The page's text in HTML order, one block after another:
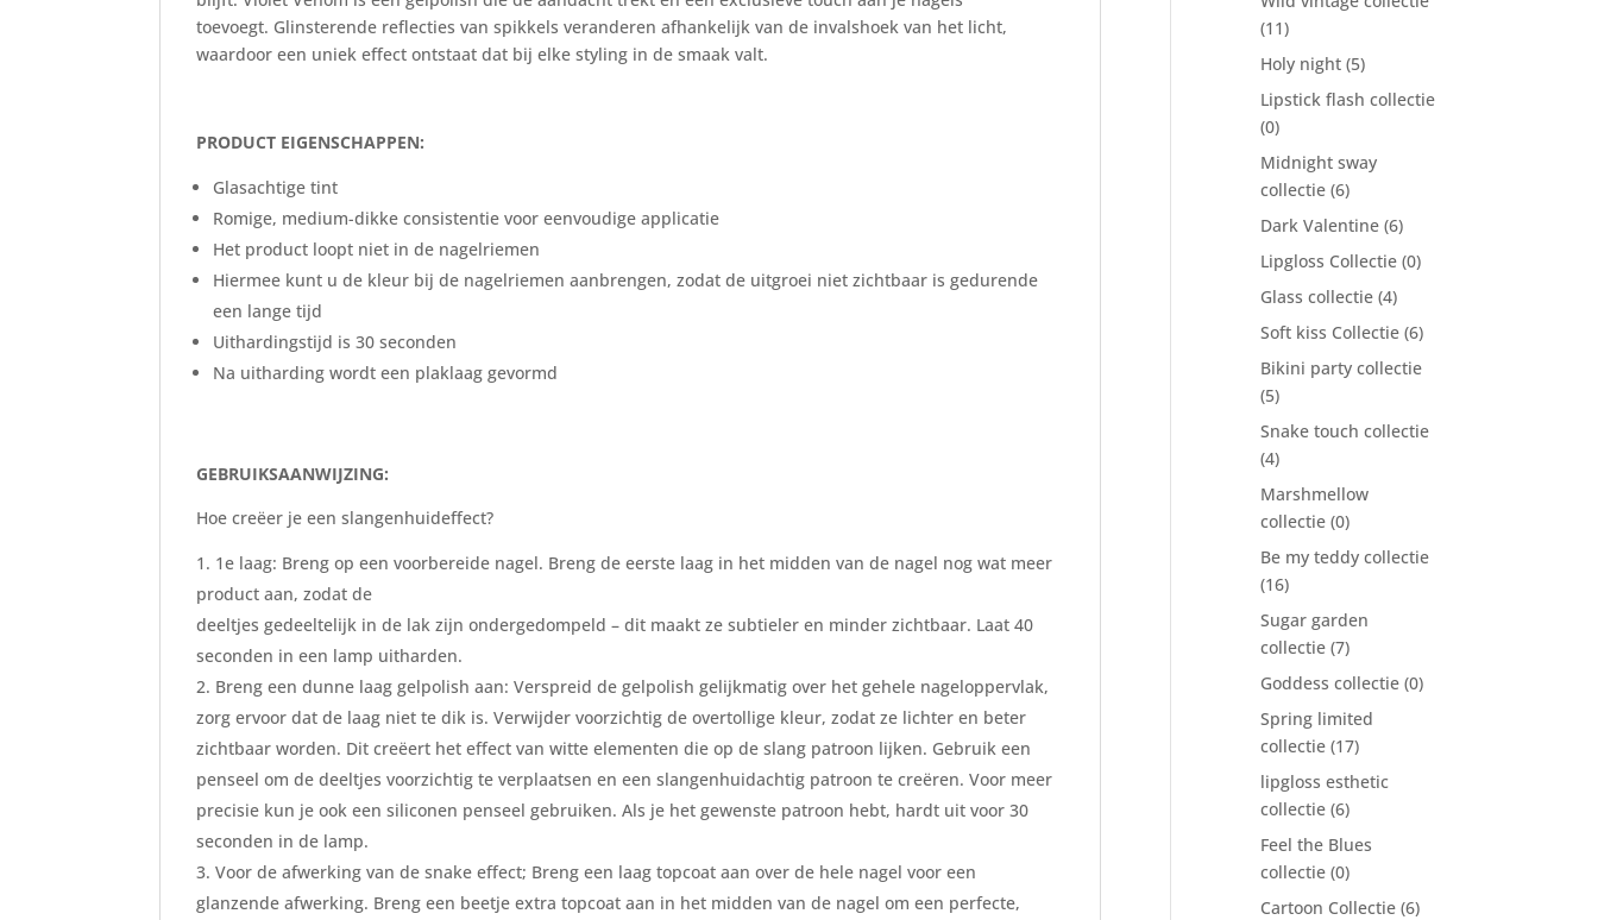
toevoegt. Glinsterende reflecties van spikkels veranderen afhankelijk van de invalshoek van het licht,
waardoor een uniek effect ontstaat dat bij elke styling in de smaak valt.
PRODUCT EIGENSCHAPPEN:
Glasachtige tint
Romige, medium-dikke consistentie voor eenvoudige applicatie
Het product loopt niet in de nagelriemen
Hiermee kunt u de kleur bij de nagelriemen aanbrengen, zodat de uitgroei niet zichtbaar is gedurende
een lange tijd
Uithardingstijd is 30 seconden
Na uitharding wordt een plaklaag gevormd
GEBRUIKSAANWIJZING:
Hoe creëer je een slangenhuideffect?
1e laag: Breng op een voorbereide nagel. Breng de eerste laag in het midden van de nagel nog wat meer
product aan, zodat de
deeltjes gedeeltelijk in de lak zijn ondergedompeld – dit maakt ze subtieler en minder zichtbaar. Laat 40
seconden in een lamp uitharden.
Breng een dunne laag gelpolish aan: Verspreid de gelpolish gelijkmatig over het gehele nageloppervlak,
zorg ervoor dat de laag niet te dik is. Verwijder voorzichtig de overtollige kleur, zodat ze lichter en beter
zichtbaar worden. Dit creëert het effect van witte elementen die op de slang patroon lijken. Gebruik een
penseel om de deeltjes voorzichtig te verplaatsen en een slangenhuidachtig patroon te creëren. Voor meer
precisie kun je ook een siliconen penseel gebruiken. Als je het gewenste patroon hebt, hardt uit voor 30
seconden in de lamp.
Voor de afwerking van de snake effect; Breng een laag topcoat aan over de hele nagel voor een
glanzende afwerking. Breng een beetje extra topcoat aan in het midden van de nagel om een perfecte,
(11)
Holy night (5)
Lipstick flash collectie
(0)
Midnight sway
collectie (6)
Dark Valentine (6)
Lipgloss Collectie (0)
Glass collectie (4)
Soft kiss Collectie (6)
Bikini party collectie
(5)
Snake touch collectie
(4)
Marshmellow
collectie (0)
Be my teddy collectie
(16)
Sugar garden
collectie (7)
Goddess collectie (0)
Spring limited
collectie (17)
lipgloss esthetic
collectie (6)
Feel the Blues
collectie (0)
Cartoon Collectie (6)